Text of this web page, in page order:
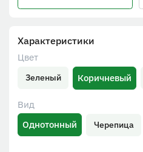
Характеристики
Цвет
Зеленый Коричневый
Вид
Однотонный
Черепица